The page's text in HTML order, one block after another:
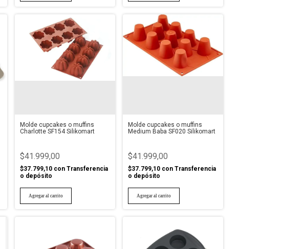
Molde cupcakes o muffins
Charlotte SF154 Silikomart
$41.999,00
$37.799,10 con Transferencia
o depósito
Molde cupcakes o muffins
Medium Baba SF020 Silikomart
$41.999,00
$37.799,10 con Transferencia
o depósito